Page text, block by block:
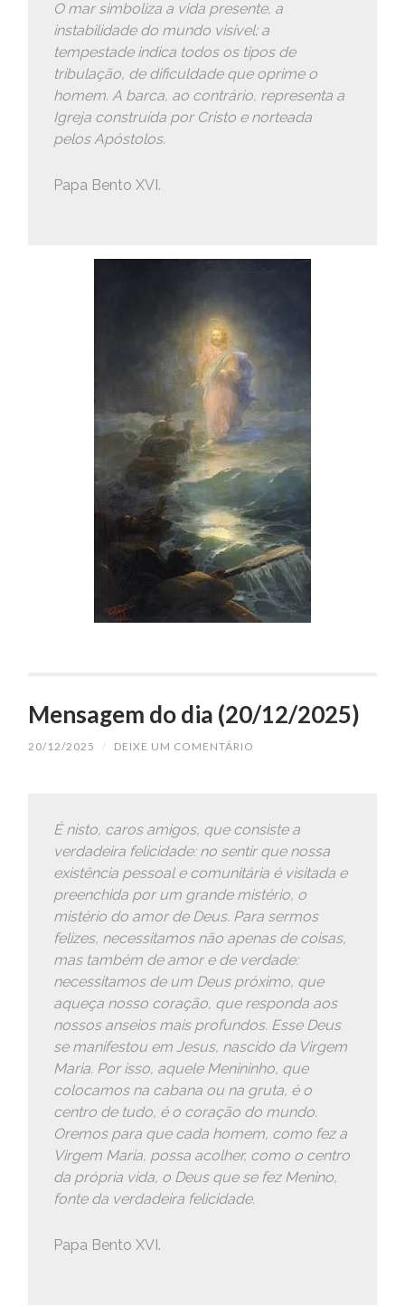
O mar simboliza a vida presente, a
instabilidade do mundo visível; a
tempestade indica todos os tipos de
tribulação, de dificuldade que oprime o
homem. A barca, ao contrário, representa a
Igreja construída por Cristo e norteada
pelos Apóstolos.
Papa Bento XVI.
Mensagem do dia (20/12/2025)
20/12/2025 / DEIXE UM COMENTÁRIO
É nisto, caros amigos, que consiste a
verdadeira felicidade: no sentir que nossa
existência pessoal e comunitária é visitada e
preenchida por um grande mistério, o
mistério do amor de Deus. Para sermos
felizes, necessitamos não apenas de coisas,
mas também de amor e de verdade:
necessitamos de um Deus próximo, que
aqueça nosso coração, que responda aos
nossos anseios mais profundos. Esse Deus
se manifestou em Jesus, nascido da Virgem
Maria. Por isso, aquele Menininho, que
colocamos na cabana ou na gruta, é o
centro de tudo, é o coração do mundo.
Oremos para que cada homem, como fez a
Virgem Maria, possa acolher, como o centro
da própria vida, o Deus que se fez Menino,
fonte da verdadeira felicidade.
Papa Bento XVI.